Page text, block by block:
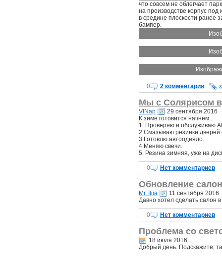
что совсем не облегчает
на производстве корпус под
в средине плоскости ранее
бампер.
0 2 комментария
Мы с Солярисом
VINap
29 сентября 2016
К зиме готовится начнём...
1. Проверяю и обслуживаю
2.Смазываю резинки дверей
3.Готовлю автоодеяло.
4.Меняю свечи.
5. Резина зимняя, уже на
0 Нет комментариев
Обновление
Mr. Iliia
11 сентября 2016
Давно хотел сделать салон
0 Нет комментариев
Проблема со
18 июля 2016
Добрый день. Подскажите,